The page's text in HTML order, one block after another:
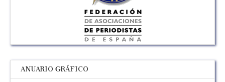
ANUARIO GRÁFICO